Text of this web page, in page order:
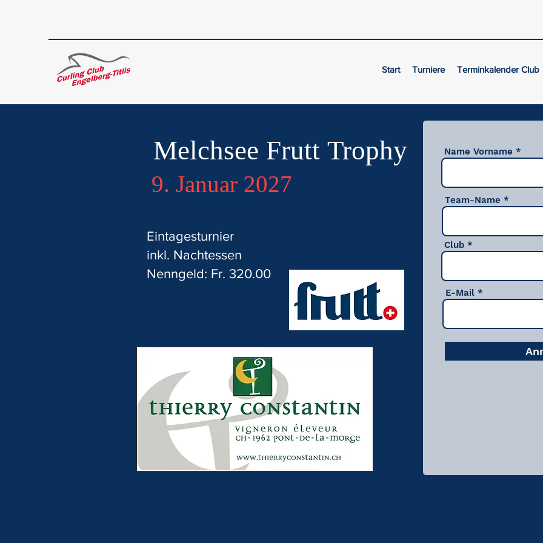
Start Turniere Terminkalender Club
Melchsee Frutt Trophy
9. Januar 2027
Eintagesturnier
inkl. Nachtessen
Nenngeld: Fr. 320.00
Name Vorname
Team-Name
Club
E-Mail